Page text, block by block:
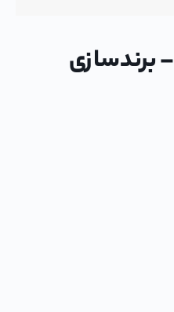
Brand MBA XX – برندسازی